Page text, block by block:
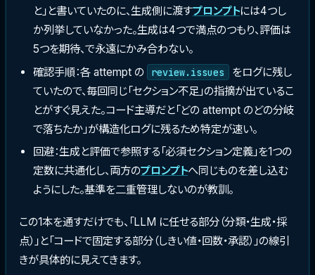
と」と書いていたのに、生成側に渡すプロンプトには4つし
か列挙していなかった。生成は4つで満点のつもり、評価は
5つを期待、で永遠にかみ合わない。
確認手順：各 attempt の
review.issues
をログに残し
ていたので、毎回同じ「セクション不足」の指摘が出ているこ
とがすぐ見えた。コード主導だと「どの attempt のどの分岐
で落ちたか」が構造化ログに残るため特定が速い。
回避：生成と評価で参照する「必須セクション定義」を1つの
定数に共通化し、両方のプロンプトへ同じものを差し込む
ようにした。基準を二重管理しないのが教訓。
この1本を通すだけでも、「LLM に任せる部分（分類・生成・採
点）」と「コードで固定する部分（しきい値・回数・承認）」の線引
きが具体的に見えてきます。